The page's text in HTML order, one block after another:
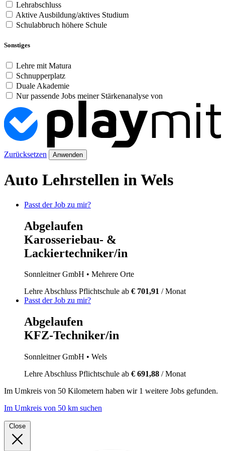
Lehrabschluss
Aktive Ausbildung/aktives Studium
Schulabbruch höhere Schule
Sonstiges
Lehre mit Matura
Schnupperplatz
Duale Akademie
Nur passende Jobs meiner Stärkenanalyse von
Zurücksetzen Anwenden
Auto Lehrstellen in Wels
Passt der Job zu mir?
Abgelaufen
Karosseriebau- &
Lackiertechniker/in
Sonnleitner GmbH • Mehrere Orte
LehreAbschluss Pflichtschule ab € 701,91 / Monat
Passt der Job zu mir?
Abgelaufen
KFZ-Techniker/in
Sonnleitner GmbH • Wels
Lehre Abschluss Pflichtschule ab € 691,88 / Monat
Im Umkreis von 50 Kilometern haben wir 1 weitere Jobs gefunden.
Im Umkreis von 50 km suchen
Close